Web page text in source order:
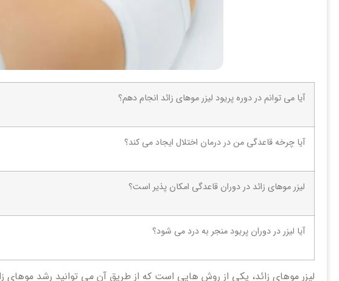
آیا می توانم در دوره پریود لیزر موهای زائد انجام دهم؟
آیا چرخه قاعدگی من در درمان اختلال ایجاد می کند؟
لیزر موهای زائد در دوران قاعدگی امکان پذیر است؟
آیا لیزر در دوران پریود منجر به درد می شود؟